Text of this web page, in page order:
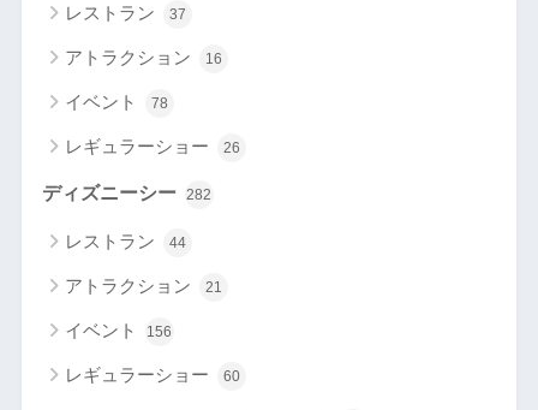
レストラン 37
アトラクション 16
イベント 78
レギュラーショー 26
ディズニーシー 282
レストラン 44
アトラクション 21
イベント 156
レギュラーショー 60